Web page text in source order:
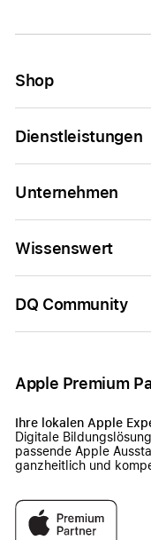
Shop
Dienstleistungen
Unternehmen
Wissenswert
DQ Community
Apple Premium
Ihre lokalen Apple
Digitale
passende Apple
ganzheitlich und